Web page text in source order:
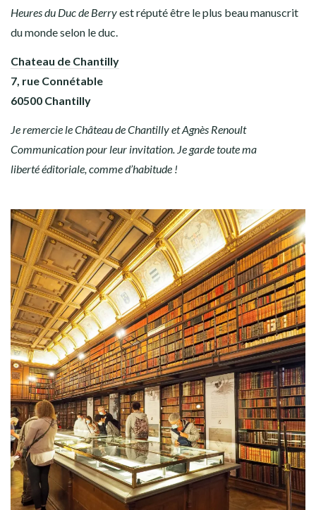
Heures du Duc de Berryest réputé être le plus beau manuscrit
du monde selon le duc.
Chateau de Chantilly
7, rue Connétable
60500 Chantilly
Je remercie le Château de Chantilly et Agnès Renoult
Communication pour leur invitation. Je garde toute ma
liberté éditoriale, comme d’habitude !